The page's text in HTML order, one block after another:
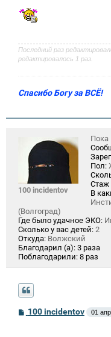
о
б
щ
и
е
Последний раз
редактировалось 1 раз.
Спасибо Богу за ВСЁ!
100 incidentov
Пока
Пол:
Стаж
В
(Волгоград)
Где было удачное ЭКО:
Сколько у вас детей: 2
Откуда: Волжский
Благодарил (а): 3 раза
Поблагодарили: 8 раз
С
о
100 incidentov 01